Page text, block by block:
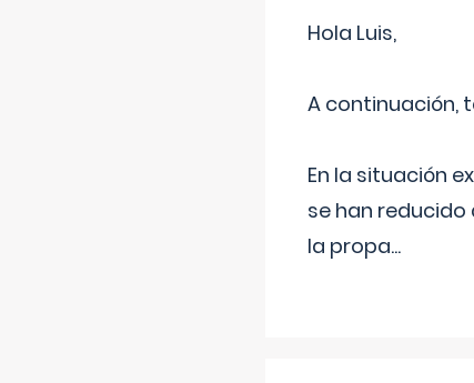
Hola Luis,
A continuación,
En la situación
se han
la propa...